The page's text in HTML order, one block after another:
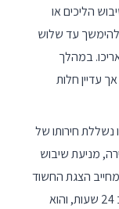
הליכים או
להימשך עד שלוש
במהלך
עדיין חלות
חירותו של
מניעת שיבוש
הצגת החשוד
בפני שופט תוך פרק זמן קבוע בחוק, לרוב 24 שעות, והוא